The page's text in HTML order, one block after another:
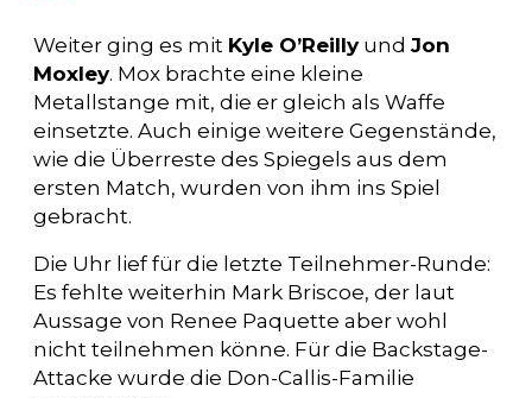
Weiter ging es mit Kyle O’Reillyund Jon
Moxley. Mox brachte eine kleine
Metallstange mit, die er gleich als Waffe
einsetzte. Auch einige weitere Gegenstände,
wie die Überreste des Spiegels aus dem
ersten Match, wurden von ihm ins Spiel
gebracht.
Die Uhr lief für die letzte Teilnehmer-Runde:
Es fehlte weiterhin Mark Briscoe, der laut
Aussage von Renee Paquette aber wohl
nicht teilnehmen könne. Für die Backstage-
Attacke wurde die Don-Callis-Familie